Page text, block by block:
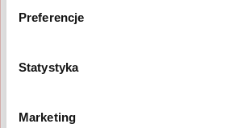
Preferencje
Statystyka
Marketing